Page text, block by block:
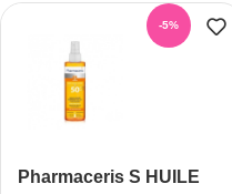
-5%
Pharmaceris S HUILE